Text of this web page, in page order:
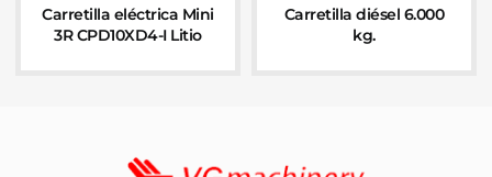
Carretilla eléctrica Mini
3R CPD10XD4-I Litio
Carretilla diésel 6.000
kg.